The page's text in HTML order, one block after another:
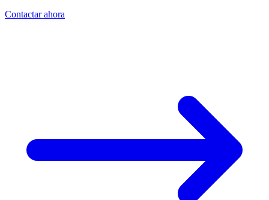
Contactar ahora